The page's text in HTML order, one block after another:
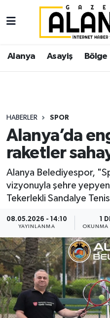
Alanya Asayiş Bölge
HABERLER SPOR
Alanya’da
raketler
Alanya Belediyespor,
vizyonuyla şehre
Tekerlekli Sandalye Tenis
08.05.2026 - 14:10
YAYINLANMA
1
OKUNMA
Alanya
Asayiş
Siyaset
Spor
Ekonomi
İstanbul Nöbetçi
İstanbul Hava Durumu
Süper Lig Puan
Tüm Manşetler
Son Dakika Haberleri
Haber Arşivi